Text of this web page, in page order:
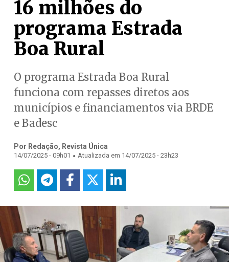
16 milhões do
programa Estrada
Boa Rural
O programa Estrada Boa Rural
funciona com repasses diretos aos
municípios e financiamentos via BRDE
e Badesc
Por Redação, Revista Única
14/07/2025 - 09h01 . Atualizada em 14/07/2025 - 23h23